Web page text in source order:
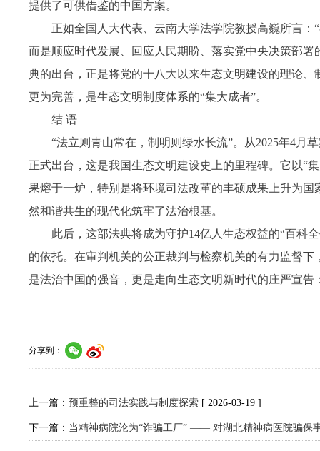
提供了可供借鉴的中国方案。
正如全国人大代表、云南大学法学院教授高巍所言
而是顺应时代发展、回应人民期盼、落实党中央决策部
典的出台，正是将党的十八大以来生态文明建设的理论
更为完善，是生态文明制度体系的“集大成者”。
结 语
“法立则青山常在，制明则绿水长流”。从2025年4月
正式出台，这是我国生态文明建设史上的里程碑。它以“
果熔于一炉，特别是将环境司法改革的丰硕成果上升为
然和谐共生的现代化筑牢了法治根基。
此后，这部法典将成为守护14亿人生态权益的“百科
的依托。在审判机关的公正裁判与检察机关的有力监督
是法治中国的强音，更是走向生态文明新时代的庄严宣
分享到：
上一篇： 预重整的司法实践与制度探索 [ 2026-03-19 ]
下一篇： 当精神病院沦为“诈骗工厂” —— 对湖北精神病医院骗保